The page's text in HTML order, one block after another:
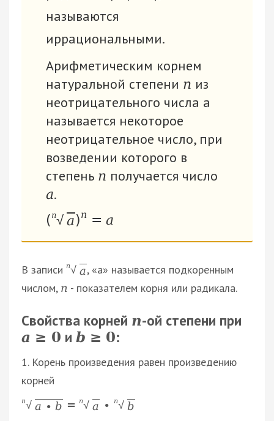
называются
иррациональными.
Арифметическим корнем
натуральной степени n из
неотрицательного числа а
называется некоторое
неотрицательное число, при
возведении которого в
степень n получается число
а.
( n√ a)n = a
В записи n√ a, «а» называется подкоренным
числом, n - показателем корня или радикала.
Свойства корней n-ой степени при
а ≥ 0 и b ≥ 0:
1. Корень произведения равен произведению
корней
n√ a ∙ b = n√ a ∙ n√ b